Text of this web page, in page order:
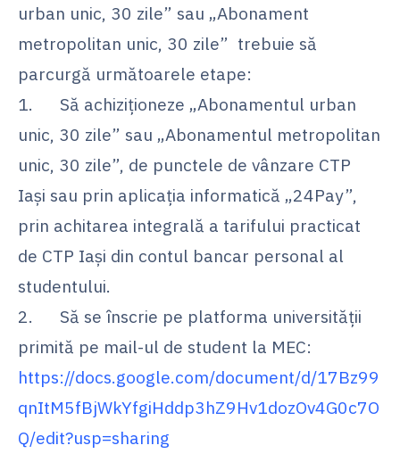
urban unic, 30 zile” sau „Abonament
metropolitan unic, 30 zile” trebuie să
parcurgă următoarele etape:
1. Să achiziționeze „Abonamentul urban
unic, 30 zile” sau „Abonamentul metropolitan
unic, 30 zile”, de punctele de vânzare CTP
Iași sau prin aplicația informatică „24Pay”,
prin achitarea integrală a tarifului practicat
de CTP Iași din contul bancar personal al
studentului.
2. Să se înscrie pe platforma universității
primită pe mail-ul de student la MEC:
https://docs.google.com/document/d/17Bz99
qnItM5fBjWkYfgiHddp3hZ9Hv1dozOv4G0c7O
Q/edit?usp=sharing